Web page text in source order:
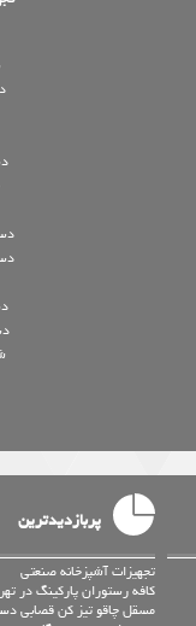
پربازدیدترین
تجهیزات آشپزخانه صنعتی
کافه رستوران پارکینگ در
مسقل چاقو تیز کن قصابی دسته